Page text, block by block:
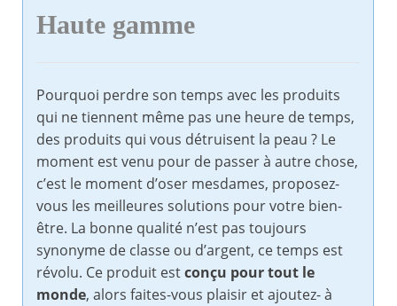
Haute gamme
Pourquoi perdre son temps avec les produits
qui ne tiennent même pas une heure de temps,
des produits qui vous détruisent la peau ? Le
moment est venu pour de passer à autre chose,
c’est le moment d’oser mesdames, proposez-
vous les meilleures solutions pour votre bien-
être. La bonne qualité n’est pas toujours
synonyme de classe ou d’argent, ce temps est
révolu. Ce produit estconçu pour tout le
monde, alors faites-vous plaisir et ajoutez- à